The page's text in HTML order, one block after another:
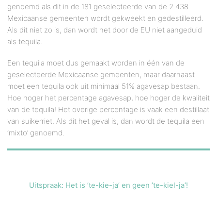
genoemd als dit in de 181 geselecteerde van de 2.438
Mexicaanse gemeenten wordt gekweekt en gedestilleerd.
Als dit niet zo is, dan wordt het door de EU niet aangeduid
als tequila.
Een tequila moet dus gemaakt worden in één van de
geselecteerde Mexicaanse gemeenten, maar daarnaast
moet een tequila ook uit minimaal 51% agavesap bestaan.
Hoe hoger het percentage agavesap, hoe hoger de kwaliteit
van de tequila! Het overige percentage is vaak een destillaat
van suikerriet. Als dit het geval is, dan wordt de tequila een
‘mixto’ genoemd.
Uitspraak: Het is ’te-kie-ja’ en geen ’te-kiel-ja’!